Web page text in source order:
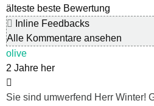
älteste beste Bewertung
Inline Feedbacks
Alle Kommentare ansehen
olive
2 Jahre her
Sie sind umwerfend Herr Winter!